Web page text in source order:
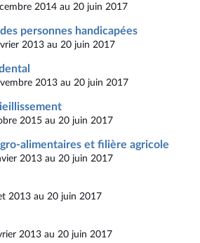
2014 au 20 juin 2017
personnes handicapées
2013 au 20 juin 2017
2013 au 20 juin 2017
2015 au 20 juin 2017
alimentaires et filière agricole
2013 au 20 juin 2017
2013 au 20 juin 2017
2013 au 20 juin 2017